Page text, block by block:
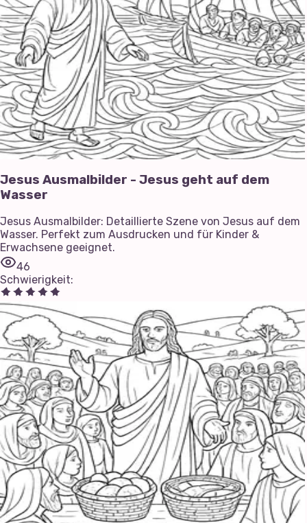
Jesus Ausmalbilder - Jesus geht auf dem
Wasser
Jesus Ausmalbilder: Detaillierte Szene von Jesus auf dem
Wasser. Perfekt zum Ausdrucken und für Kinder &
Erwachsene geeignet.
46
Schwierigkeit: